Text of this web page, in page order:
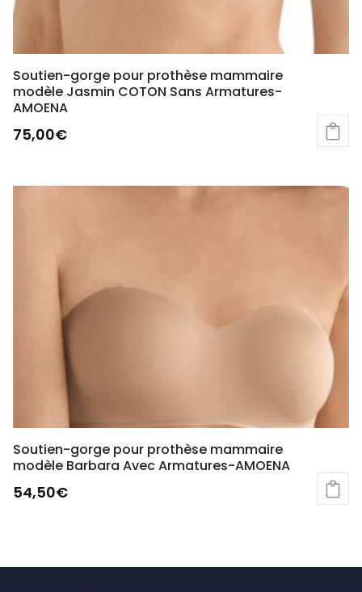
Soutien-gorge pour prothèse mammaire
modèle Jasmin COTON Sans Armatures-
AMOENA
75,00€
Soutien-gorge pour prothèse mammaire
modèle Barbara Avec Armatures-AMOENA
54,50€
plusieurs